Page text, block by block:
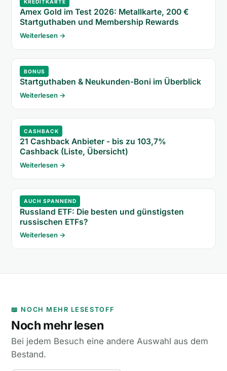
KREDITKARTE
Amex Gold im Test 2026: Metallkarte, 200 €
Startguthaben und Membership Rewards
Weiterlesen →
BONUS
Startguthaben & Neukunden-Boni im Überblick
Weiterlesen →
CASHBACK
21 Cashback Anbieter - bis zu 103,7%
Cashback (Liste, Übersicht)
Weiterlesen →
AUCH SPANNEND
Russland ETF: Die besten und günstigsten
russischen ETFs?
Weiterlesen →
📖 NOCH MEHR LESESTOFF
Noch mehr lesen
Bei jedem Besuch eine andere Auswahl aus dem
Bestand.